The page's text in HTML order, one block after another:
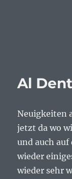
Al
Neuigkeiten
jetzt da wo
und auch
wieder
wieder sehr